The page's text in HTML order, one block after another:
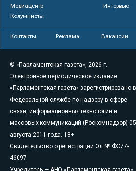
Медиацентр
Интервью
Колумнисты
Контакты Реклама Вакансии
© «Парламентская газета», 2026 г.
Электронное периодическое издание
«Парламентская газета» зарегистрировано в
Федеральной службе по надзору в сфере
связи, информационных технологий и
массовых коммуникаций (Роскомнадзор) 05
августа 2011 года. 18+
Свидетельство о регистрации Эл № ФС77-
46097